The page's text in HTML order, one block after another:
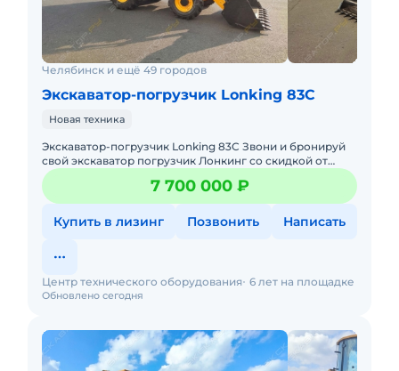
Челябинск и ещё 49 городов
Экскаватор-погрузчик Lonking 83C
Новая техника
Экскаватор-погрузчик Lonking 83C Звони и бронируй
свой экскаватор погрузчик Лонкинг со скидкой от
официального дилера Мы решим вашу задачу
комплексно: п
7 700 000 ₽
Купить в лизинг Позвонить Написать
Обновлено сегодня
Центр технического оборудования 6 лет на площадке